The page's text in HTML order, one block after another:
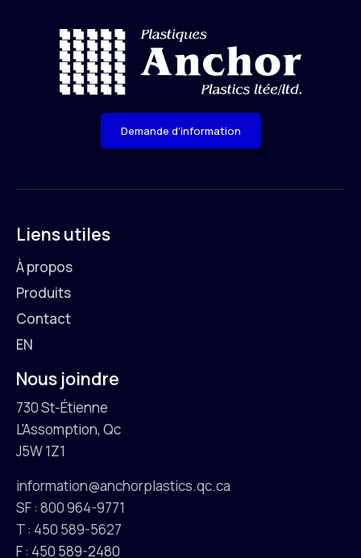
Demande d'information
Liens utiles
À propos
Produits
Contact
EN
Nous joindre
730 St-Étienne
L'Assomption, Qc
J5W 1Z1
information@anchorplastics.qc.ca
SF : 800 964-9771
T : 450 589-5627
F : 450 589-2480